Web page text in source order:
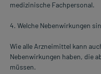
medizinische Fachpersonal.
4. Welche Nebenwirkungen
Wie alle Arzneimittel kann
Nebenwirkungen haben, die
müssen.